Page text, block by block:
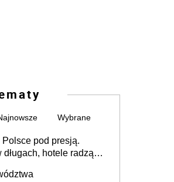
Wybrane
pod presją.
hotele radzą